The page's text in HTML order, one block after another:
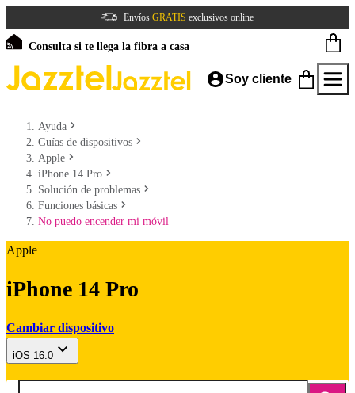
Envíos GRATIS exclusivos online
Consulta si te llega la fibra a casa
Soy cliente
Ayuda
Guías de dispositivos
Apple
iPhone 14 Pro
Solución de problemas
Funciones básicas
No puedo encender mi móvil
Apple
iPhone 14 Pro
Cambiar dispositivo
iOS 16.0